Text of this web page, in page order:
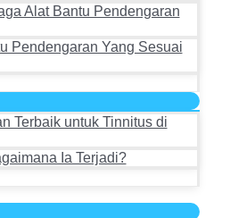
Alat Bantu Pendengaran
Pendengaran Yang Sesuai
Terbaik untuk Tinnitus di
Ia Terjadi?